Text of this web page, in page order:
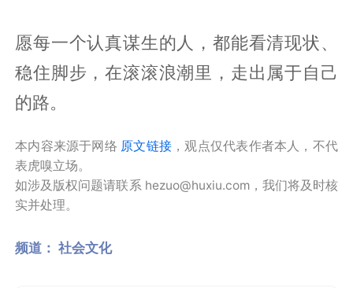
愿每一个认真谋生的人，都能看清现状、
稳住脚步，在滚滚浪潮里，走出属于自己
的路。
本内容来源于网络 原文链接 ，观点仅代表作者本人，不代
表虎嗅立场。
如涉及版权问题请联系 hezuo@huxiu.com，我们将及时核
实并处理。
频道： 社会文化